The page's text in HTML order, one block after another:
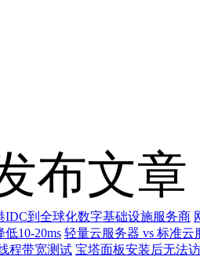
布文章
IDC到全球化数字基础设施服务商
10-20ms 轻量云服务器 vs 标准
程带宽测试 宝塔面板安装后无法